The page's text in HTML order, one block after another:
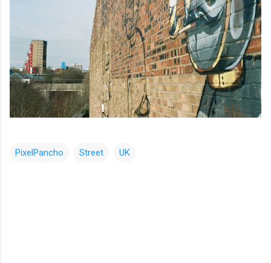
PixelPancho Street UK